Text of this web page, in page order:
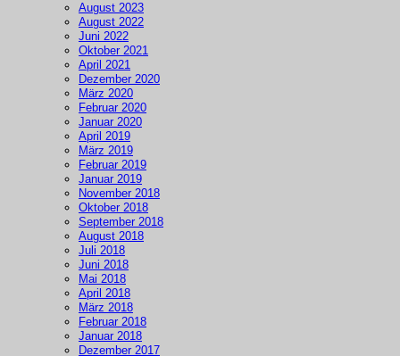
August 2023
August 2022
Juni 2022
Oktober 2021
April 2021
Dezember 2020
März 2020
Februar 2020
Januar 2020
April 2019
März 2019
Februar 2019
Januar 2019
November 2018
Oktober 2018
September 2018
August 2018
Juli 2018
Juni 2018
Mai 2018
April 2018
März 2018
Februar 2018
Januar 2018
Dezember 2017